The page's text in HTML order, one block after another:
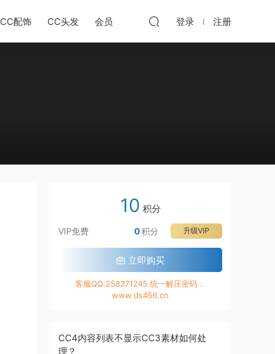
CC配饰 CC头发 会员 登录 注册
10 积分
VIP免费 升级VIP
0积分
立即购买
客服QQ:258371245 统一解压密码：
www.ds456.cn
CC4内容列表不显示CC3素材如何处
理？